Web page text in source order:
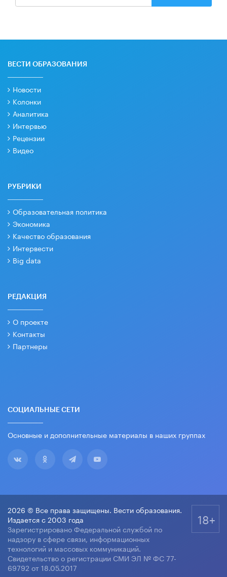
ВЕСТИ ОБРАЗОВАНИЯ
Новости
Колонки
Аналитика
Интервью
Рецензии
Видео
РУБРИКИ
Образовательная политика
Экономика
Качество образования
Интервести
Big data
РЕДАКЦИЯ
О проекте
Контакты
Партнеры
СОЦИАЛЬНЫЕ СЕТИ
Основные и дополнительные материалы в наших группах
2026 © Все права защищены. Вести образования.
Издается с 2003 года
Зарегистрировано Федеральной службой по
надзору в сфере связи, информационных
технологий и массовых коммуникаций.
Свидетельство о регистрации СМИ ЭЛ № ФС 77-
69792 от 18.05.2017
18+